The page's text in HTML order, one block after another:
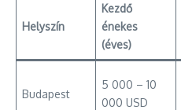
Helyszín
Kezdő
énekes
(éves)
Budapest
5 000 – 10
000 USD